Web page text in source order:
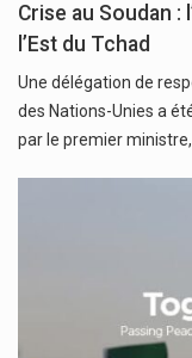
Crise au Soudan :
l’Est du Tchad
Une délégation de
des Nations-Unies a
par le premier ministre,